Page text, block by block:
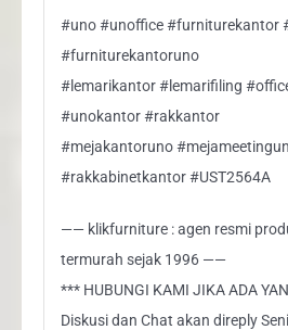
#uno #unoffice #furniturekantor
#furniturekantoruno
#lemarikantor #lemarifiling
#unokantor #rakkantor
#mejakantoruno
#rakkabinetkantor #UST2564A
—— klikfurniture : agen resmi
termurah sejak 1996 ——
*** HUBUNGI KAMI JIKA ADA
Diskusi dan Chat akan direply